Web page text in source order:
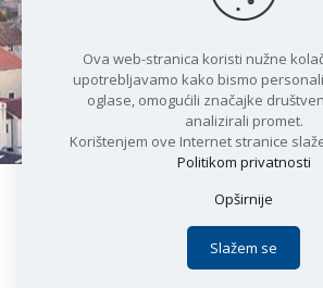
Čudesan spoj
prirode
Copyright © 2021 Općina Karlobag | Sva
Politika privatnosti
Apoc IT
Ova web-stranica koristi nužne
upotrebljavamo kako bismo
oglase, omogućili značajke
analizirali promet.
Korištenjem ove Internet stranice
Politikom privatnosti
Opširnije
Slažem se